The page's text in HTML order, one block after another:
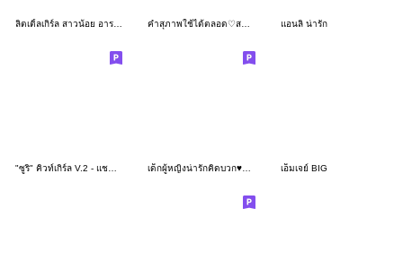
แอนลิ น่ารัก
"ซูริ" คิวท์เกิร์ล V.2 - แชทน่ารัก เด็กผู้หญิงน่ารักคิดบวก♥ทุกวัน♥ เอ็มเจย์ BIG